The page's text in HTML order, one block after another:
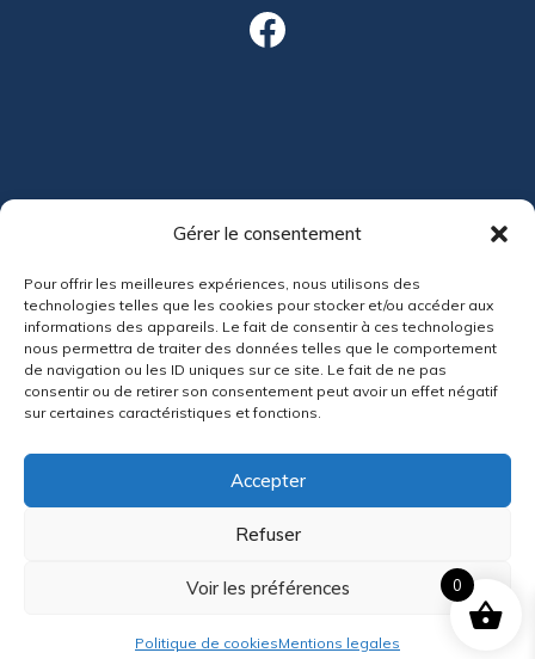
Gérer le consentement
Pour offrir les meilleures expériences, nous utilisons des
technologies telles que les cookies pour stocker et/ou accéder aux
informations des appareils. Le fait de consentir à ces technologies
nous permettra de traiter des données telles que le comportement
de navigation ou les ID uniques sur ce site. Le fait de ne pas
consentir ou de retirer son consentement peut avoir un effet négatif
sur certaines caractéristiques et fonctions.
Accepter
Refuser
Voir les préférences
Politique de cookiesMentions legales
Facebook
ACTUALITÉS
Participez à notre grande chasse aux œufs de
Pâques !
0